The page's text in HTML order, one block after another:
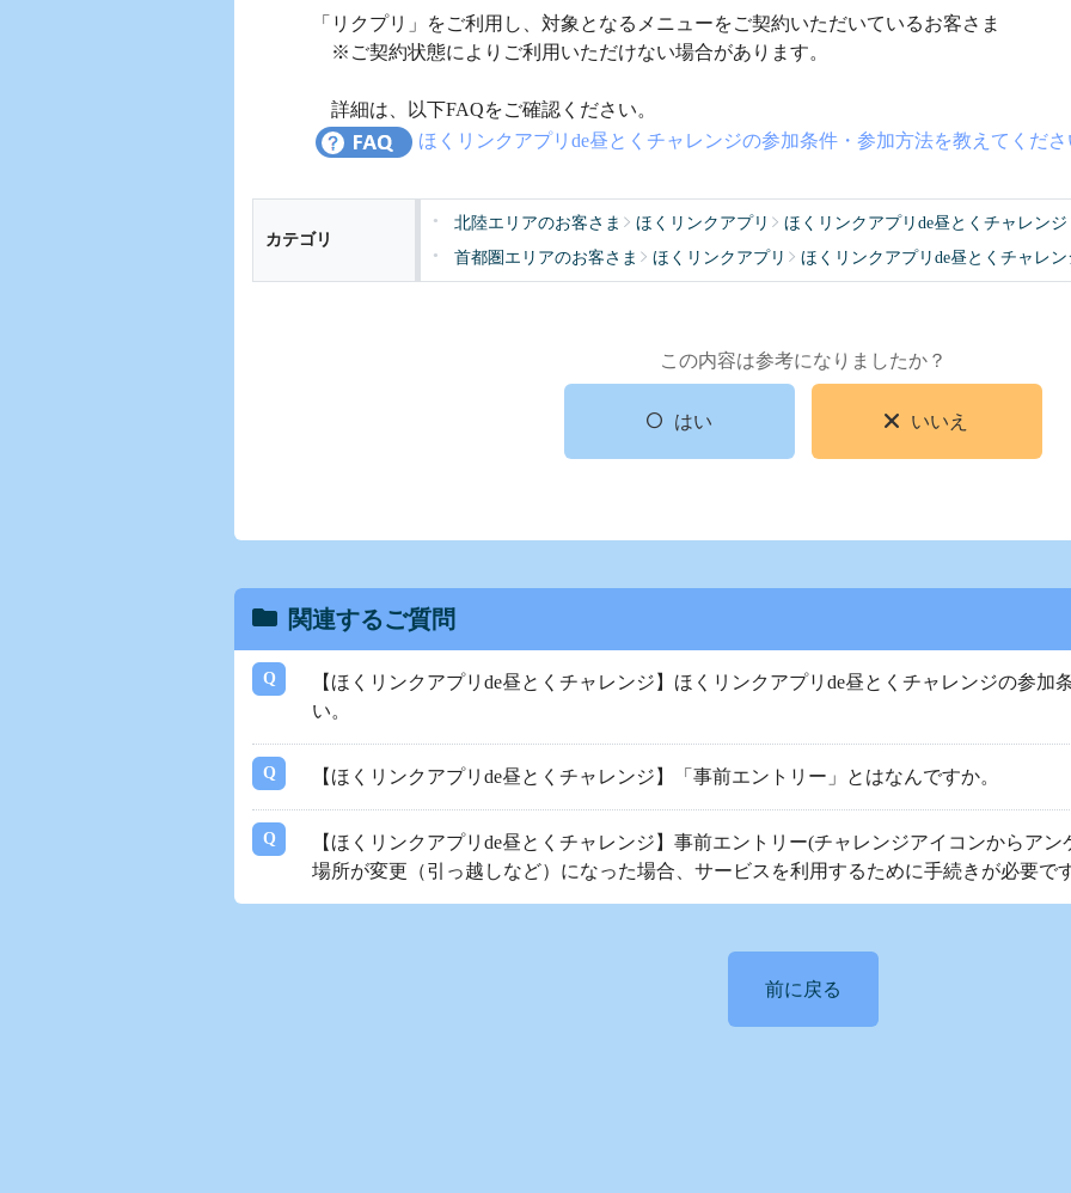
「リクプリ」をご利用し、対象となるメニューをご契約いただいているお客さま
※ご契約状態によりご利用いただけない場合があります。
詳細は、以下FAQをご確認ください。
ほくリンクアプリde昼とくチャレンジの参加条件・参加方法を教えてくだ
カテゴリ
北陸エリアのお客さま ほくリンクアプリ
ほくリンクアプリde昼とくチャレンジ
首都圏エリアのお客さま
ほくリンクアプリ ほくリンクアプリde昼とくチャレン
この内容は参考になりましたか？
はい いいえ
関連するご質問
【ほくリンクアプリde昼とくチャレンジ】ほくリンクアプリde昼とくチャレンジの参加
い。
【ほくリンクアプリde昼とくチャレンジ】「事前エントリー」とはなんですか。
【ほくリンクアプリde昼とくチャレンジ】事前エントリー(チャレンジアイコンからア
場所が変更（引っ越しなど）になった場合、サービスを利用するために手続きが必要で
前に戻る